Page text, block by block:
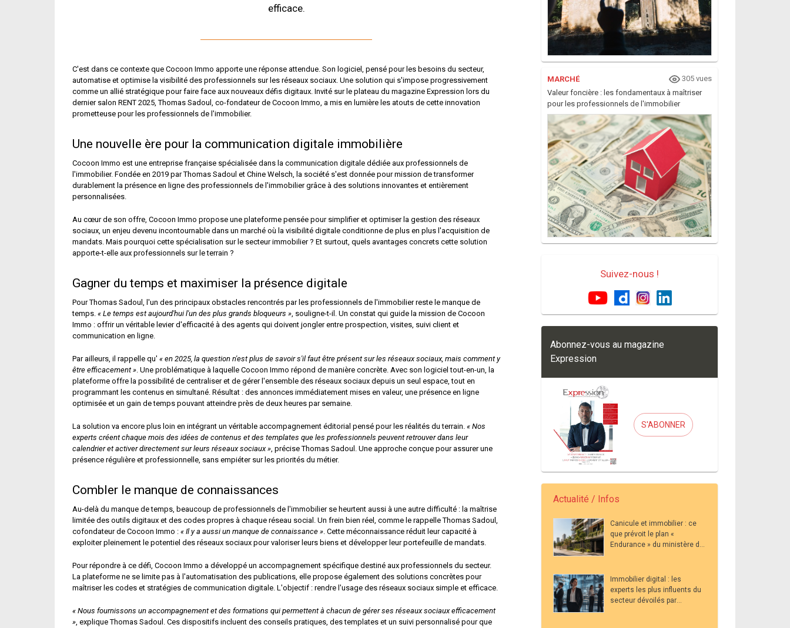
efficace.
C'est dans ce contexte que Cocoon Immo apporte une réponse attendue. Son logiciel, pensé pour les besoins du secteur,
automatise et optimise la visibilité des professionnels sur les réseaux sociaux. Une solution qui s'impose progressivement
comme un allié stratégique pour faire face aux nouveaux défis digitaux. Invité sur le plateau du magazine Expression lors du
dernier salon RENT 2025, Thomas Sadoul, co-fondateur de Cocoon Immo, a mis en lumière les atouts de cette innovation
prometteuse pour les professionnels de l'immobilier.
Une nouvelle ère pour la communication digitale immobilière
Cocoon Immo est une entreprise française spécialisée dans la communication digitale dédiée aux professionnels de
l'immobilier. Fondée en 2019 par Thomas Sadoul et Chine Welsch, la société s'est donnée pour mission de transformer
durablement la présence en ligne des professionnels de l'immobilier grâce à des solutions innovantes et entièrement
personnalisées.
Au cœur de son offre, Cocoon Immo propose une plateforme pensée pour simplifier et optimiser la gestion des réseaux
sociaux, un enjeu devenu incontournable dans un marché où la visibilité digitale conditionne de plus en plus l'acquisition de
mandats. Mais pourquoi cette spécialisation sur le secteur immobilier ? Et surtout, quels avantages concrets cette solution
apporte-t-elle aux professionnels sur le terrain ?
Gagner du temps et maximiser la présence digitale
Pour Thomas Sadoul, l'un des principaux obstacles rencontrés par les professionnels de l'immobilier reste le manque de
temps. « Le temps est aujourd'hui l'un des plus grands bloqueurs », souligne-t-il. Un constat qui guide la mission de Cocoon
Immo : offrir un véritable levier d'efficacité à des agents qui doivent jongler entre prospection, visites, suivi client et
communication en ligne.
Par ailleurs, il rappelle qu' « en 2025, la question n'est plus de savoir s'il faut être présent sur les réseaux sociaux, mais comment y
être efficacement ». Une problématique à laquelle Cocoon Immo répond de manière concrète. Avec son logiciel tout-en-un, la
plateforme offre la possibilité de centraliser et de gérer l'ensemble des réseaux sociaux depuis un seul espace, tout en
programmant les contenus en simultané. Résultat : des annonces immédiatement mises en valeur, une présence en ligne
optimisée et un gain de temps pouvant atteindre près de deux heures par semaine.
La solution va encore plus loin en intégrant un véritable accompagnement éditorial pensé pour les réalités du terrain. « Nos
experts créent chaque mois des idées de contenus et des templates que les professionnels peuvent retrouver dans leur
calendrier et activer directement sur leurs réseaux sociaux », précise Thomas Sadoul. Une approche conçue pour assurer une
présence régulière et professionnelle, sans empiéter sur les priorités du métier.
Combler le manque de connaissances
Au-delà du manque de temps, beaucoup de professionnels de l'immobilier se heurtent aussi à une autre difficulté : la maîtrise
limitée des outils digitaux et des codes propres à chaque réseau social. Un frein bien réel, comme le rappelle Thomas Sadoul,
cofondateur de Cocoon Immo : « Il y a aussi un manque de connaissance ». Cette méconnaissance réduit leur capacité à
exploiter pleinement le potentiel des réseaux sociaux pour valoriser leurs biens et développer leur portefeuille de mandats.
Pour répondre à ce défi, Cocoon Immo a développé un accompagnement spécifique destiné aux professionnels du secteur.
La plateforme ne se limite pas à l'automatisation des publications, elle propose également des solutions concrètes pour
maîtriser les codes et stratégies de communication digitale. L'objectif : rendre l'usage des réseaux sociaux simple et efficace.
« Nous fournissons un accompagnement et des formations qui permettent à chacun de gérer ses réseaux sociaux efficacement
», explique Thomas Sadoul. Ces dispositifs incluent des conseils pratiques, des templates et un suivi personnalisé pour que
MARCHÉ
305 vues
Valeur foncière : les fondamentaux à maîtriser
pour les professionnels de l'immobilier
Suivez-nous !
Abonnez-vous au magazine
Expression
S'ABONNER
Actualité / Infos
Canicule et immobilier : ce
que prévoit le plan «
Endurance » du ministère du
Immobilier digital : les
experts les plus influents du
secteur dévoilés par